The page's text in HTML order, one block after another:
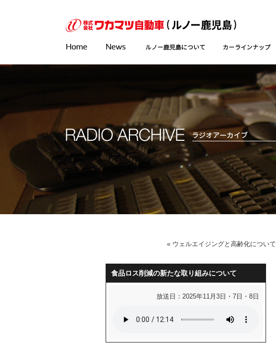
« ウェルエイジングと高齢化について
食品ロス削減の新たな取り組みについて
放送日：2025年11月3日・7日・8日